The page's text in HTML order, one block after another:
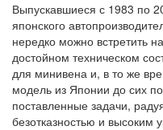
Выпускавшиеся с 1983 по
японского
нередко можно встретить
достойном техническом
для минивена и, в то же
модель из Японии до сих
поставленные задачи,
безотказностью и высоким